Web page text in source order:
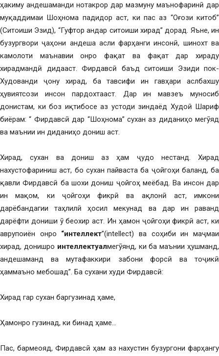
ҳакиму андешаманди нотакрор дар мазмуну маънофаринӣ дар
муқаддимаи Шоҳнома падидор аст, ки пас аз “Оғози китоб”
(Ситоиши Эзид), “Гуфтор андар ситоиши хирад” дорад. Яъне, ин
бузургвори ҷаҳони андеша асли фарҳанги инсонӣ, шинохт ва
камолоти маънавии онро фақат ва фақат дар хираду
хирадмандӣ дидааст. Фирдавсӣ баъд ситоиши Эзиди пок-
Худованди ҷону хирад, ба тавсифи ин гавҳари аслбахшу
ҳувиятсози инсон пардохтааст. Дар ин мавзеъ муносиб
донистам, ки боз иқтибосе аз устоди зиндаёд Худоӣ Шариф
биёрам: “ Фирдавсӣ дар “Шоҳнома” сухан аз диданиҳо мегӯяд
ва маънии ин диданиҳо дониш аст.
Хирад, сухан ва дониш аз ҳам ҷудо нестанд. Хирад
нахустофариниш аст, бо сухан пайваста ба ҷойгоҳи баланд, ба
қавли Фирдавсӣ ба шохи дониш ҷойгоҳ меёбад. Ва инсон дар
ин мақом, ки ҷойгоҳи фикрӣ ва ақлонӣ аст, имкони
дарёбандагии таҳлилӣ ҳосил мекунад ва дар ин раванд
дарёфти дониши ӯ беохир аст. Ин ҳамон ҷойгоҳи фикрӣ аст, ки
аврупоиён онро “интеллект”(intellect) ва соҳиби ин маҷмаи
хирад, донишро интеллектуалмегӯянд, ки ба маънии ҳушманд,
андешаманд ва мутафаккири забони форсӣ ва тоҷикӣ
ҳаммаъно мебошад”. Ба сухани худи Фирдавсӣ:
Хирад гар сухан баргузинад ҳаме,
Ҳамонро гузинад, ки бинад ҳаме…
Пас, бармеояд, Фирдавсӣ ҳам аз нахустин бузургони фарҳангу